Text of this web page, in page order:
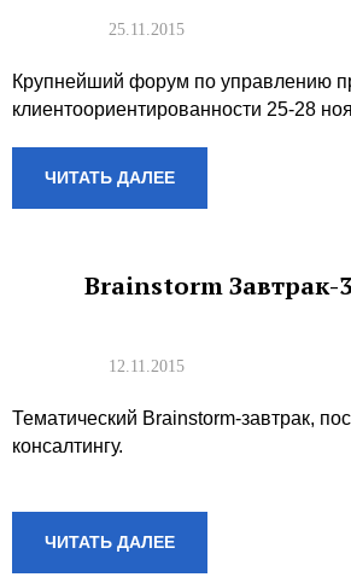
25.11.2015
Крупнейший форум по управлению
клиентоориентированности 25-28
ЧИТАТЬ ДАЛЕЕ
Brainstorm Завтрак-
12.11.2015
Тематический Brainstorm-завтрак,
консалтингу.
ЧИТАТЬ ДАЛЕЕ